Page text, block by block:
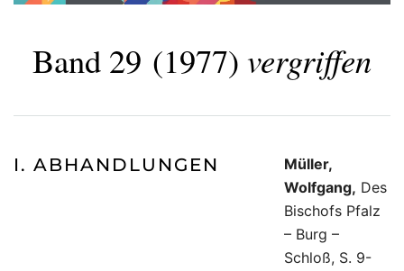
Band 29 (1977) vergriffen
I. ABHANDLUNGEN
Müller,
Wolfgang, Des
Bischofs Pfalz
– Burg –
Schloß, S. 9-